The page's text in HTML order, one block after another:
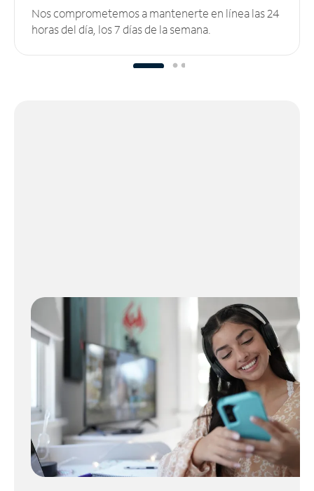
Nos comprometemos a mantenerte en línea las 24
horas del día, los 7 días de la semana.